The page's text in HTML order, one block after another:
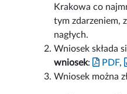
Krakowa co
tym zdarzeniem,
nagłych.
Wniosek składa
wniosek: PDF,
Wniosek można